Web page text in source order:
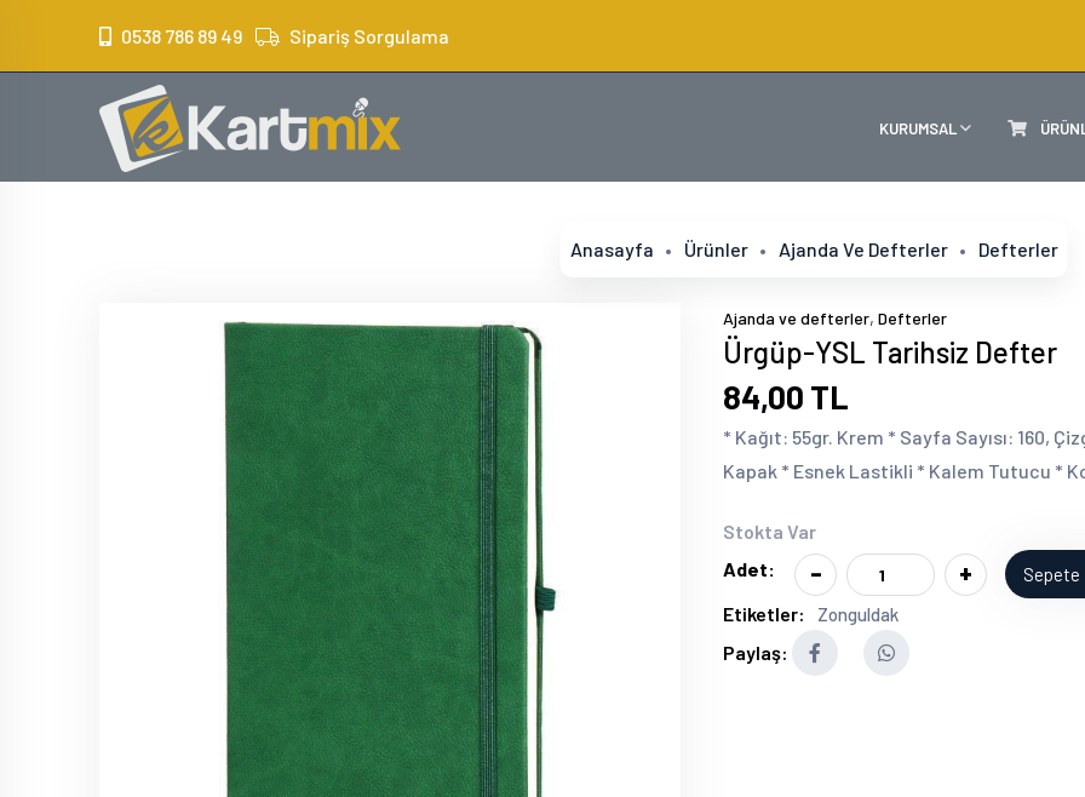
0538 786 89 49 Sipariş Sorgulama
KURUMSAL
Anasayfa Ürünler Ajanda Ve Defterler Defterler
Ajanda ve defterler, Defterler
Ürgüp-YSL Tarihsiz Defter
84,00 TL
* Kağıt: 55gr. Krem * Sayfa Sayısı: 160,
Kapak * Esnek Lastikli * Kalem Tutucu *
Stokta Var
Adet:
- + Sepete
Etiketler: Zonguldak
Paylaş: